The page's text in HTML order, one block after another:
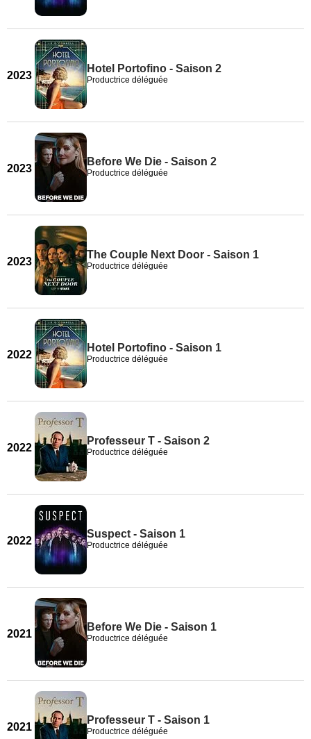
2023
Hotel Portofino - Saison 2
Productrice déléguée
2023
Before We Die - Saison 2
Productrice déléguée
2023
The Couple Next Door - Saison 1
Productrice déléguée
2022
Hotel Portofino - Saison 1
Productrice déléguée
2022
Professeur T - Saison 2
Productrice déléguée
2022
Suspect - Saison 1
Productrice déléguée
2021
Before We Die - Saison 1
Productrice déléguée
2021
Professeur T - Saison 1
Productrice déléguée